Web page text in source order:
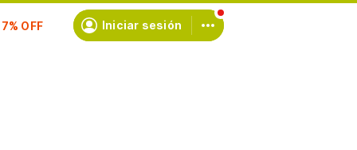
Iniciar sesión